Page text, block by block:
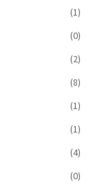
(1)
(0)
(2)
(8)
(1)
(1)
(4)
(0)